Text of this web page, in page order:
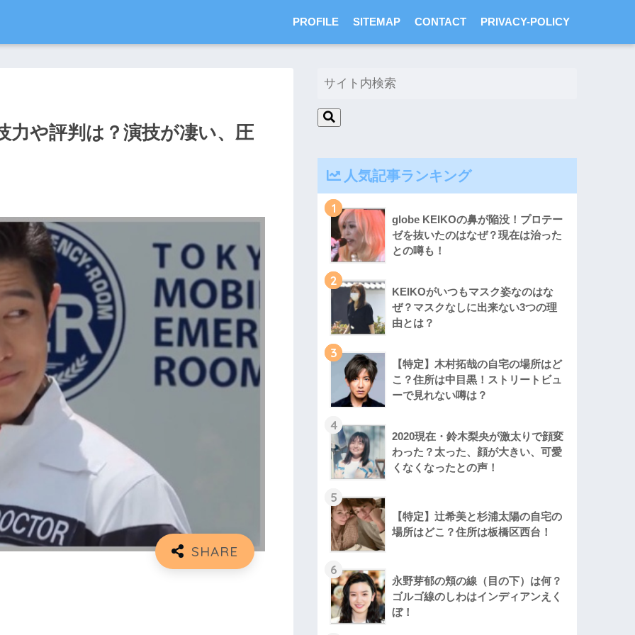
PROFILE SITEMAP CONTACT PRIVACY-POLICY
力や評判は？演技が凄い、圧
人気記事ランキング
1
globe KEIKOの鼻が陥没！プロテー
ゼを抜いたのはなぜ？現在は治った
との噂も！
2
KEIKOがいつもマスク姿なのはな
ぜ？マスクなしに出来ない3つの理
由とは？
3
【特定】木村拓哉の自宅の場所はど
こ？住所は中目黒！ストリートビュ
ーで見れない噂は？
4
2020現在・鈴木梨央が激太りで顔変
わった？太った、顔が大きい、可愛
くなくなったとの声！
5
【特定】辻希美と杉浦太陽の自宅の
場所はどこ？住所は板橋区西台！
6
永野芽郁の頬の線（目の下）は何？
ゴルゴ線のしわはインディアンえく
ぼ！